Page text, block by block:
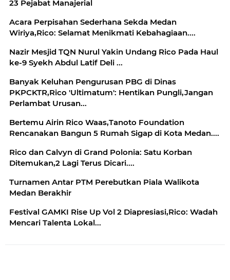
23 Pejabat Manajerial
Acara Perpisahan Sederhana Sekda Medan
Wiriya,Rico: Selamat Menikmati Kebahagiaan....
Nazir Mesjid TQN Nurul Yakin Undang Rico Pada Haul
ke-9 Syekh Abdul Latif Deli ...
Banyak Keluhan Pengurusan PBG di Dinas
PKPCKTR,Rico 'Ultimatum': Hentikan Pungli,Jangan
Perlambat Urusan...
Bertemu Airin Rico Waas,Tanoto Foundation
Rencanakan Bangun 5 Rumah Sigap di Kota Medan....
Rico dan Calvyn di Grand Polonia: Satu Korban
Ditemukan,2 Lagi Terus Dicari....
Turnamen Antar PTM Perebutkan Piala Walikota
Medan Berakhir
Festival GAMKI Rise Up Vol 2 Diapresiasi,Rico: Wadah
Mencari Talenta Lokal...